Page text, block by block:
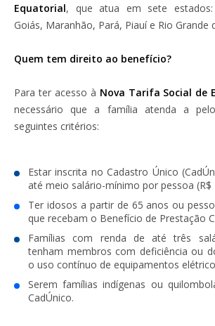
Equatorial, que atua em sete estados:
Goiás, Maranhão, Pará, Piauí e Rio Grande
Quem tem direito ao benefício?
Para ter acesso à Nova Tarifa Social de
necessário que a família atenda a
seguintes critérios:
Estar inscrita noCadastro Único
até meio salário-mínimo por pessoa (R$
Ter idosos a partir de 65 anos ou
que recebam o Benefício de Prestação
Famílias com renda de atétrês
tenham membros com deficiência ou
o uso contínuo de equipamentos
Seremfamílias indígenas ou
CadÚnico.